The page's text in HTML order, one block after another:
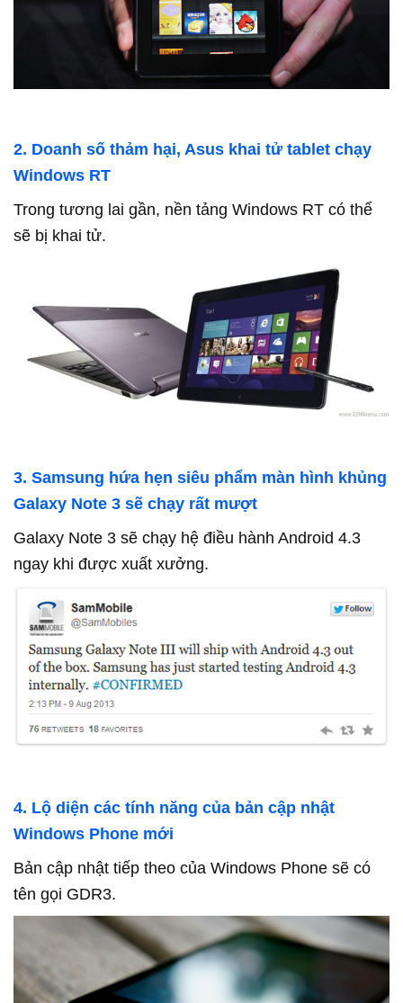
2. Doanh số thảm hại, Asus khai tử tablet chạy
Windows RT
Trong tương lai gần, nền tảng Windows RT có thể
sẽ bị khai tử.
3. Samsung hứa hẹn siêu phẩm màn hình khủng
Galaxy Note 3 sẽ chạy rất mượt
Galaxy Note 3 sẽ chạy hệ điều hành Android 4.3
ngay khi được xuất xưởng.
4. Lộ diện các tính năng của bản cập nhật
Windows Phone mới
Bản cập nhật tiếp theo của Windows Phone sẽ có
tên gọi GDR3.